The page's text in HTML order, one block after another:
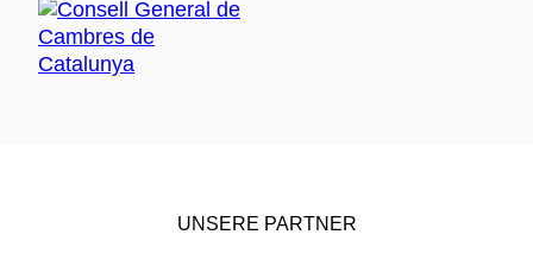
UNSERE PARTNER